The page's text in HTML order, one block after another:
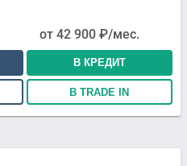
от 42 900 ₽/мес.
В КРЕДИТ
В TRADE IN